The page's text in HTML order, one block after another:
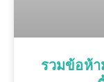
รวมข้อห้